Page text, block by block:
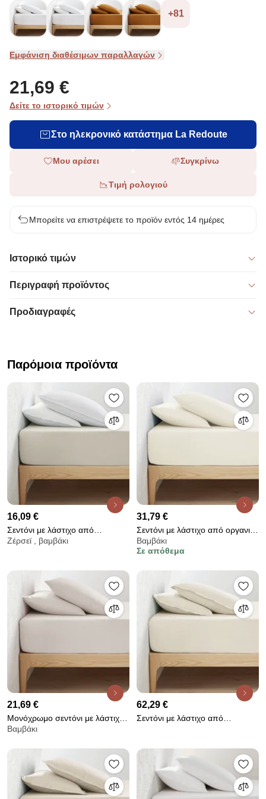
+81
Εμφάνιση διαθέσιμων παραλλαγών
21,69 €
Δείτε το ιστορικό τιμών
Στο ηλεκρονικό κατάστημα La Redoute
Μου αρέσει Συγκρίνω
Τιμή ρολογιού
Μπορείτε να επιστρέψετε το προϊόν εντός 14 ημέρες
Ιστορικό τιμών
Περιγραφή προϊόντος
Προδιαγραφές
Παρόμοια προϊόντα
16,09 €
Σεντόνι με λάστιχο από
βαμβακερό ζέρσεϊ, Scénario
Ζέρσεϊ , βαμβάκι
31,79 €
Σεντόνι με λάστιχο από οργανικό
βαμβακερό περκάλι, 200
κλωστές
Βαμβάκι
Σε απόθεμα
21,69 €
Μονόχρωμο σεντόνι με λάστιχο
από οργανικό βαμβάκι, Scénario
Βαμβάκι
62,29 €
Σεντόνι με λάστιχο από